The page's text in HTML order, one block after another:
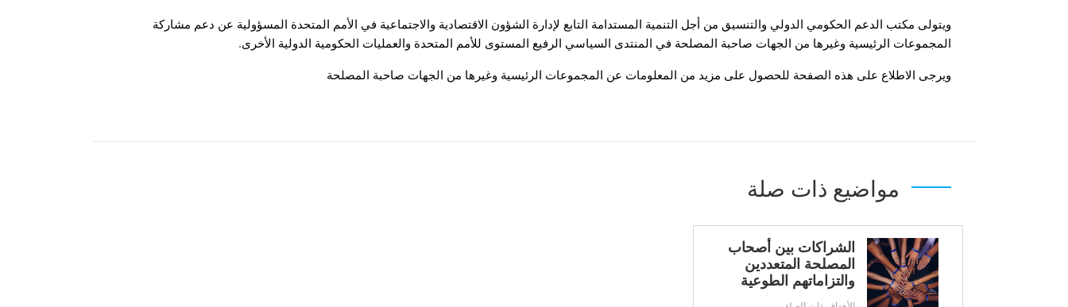
ويتولى مكتب الدعم الحكومي الدولي والتنسيق من أجل التنمية المستدامة التابع لإدارة الشؤون الاقتصادية والاجتماعية في الأمم المتحدة المسؤولية عن دعم مشاركة
المجموعات الرئيسية وغيرها من الجهات صاحبة المصلحة في المنتدى السياسي الرفيع المستوى للأمم المتحدة والعمليات الحكومية الدولية الأخرى.
ويرجى الاطلاع على هذه الصفحة للحصول على مزيد من المعلومات عن المجموعات الرئيسية وغيرها من الجهات صاحبة المصلحة
مواضيع ذات صلة
الشراكات بين أصحاب
المصلحة المتعددين
والتزاماتهم الطوعية